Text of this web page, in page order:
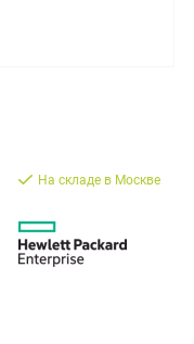
На складе в Москве